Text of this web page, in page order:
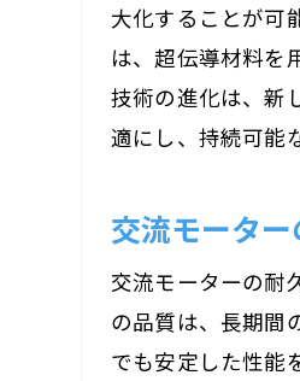
大化することが可
は、超伝導材料を
技術の進化は、新
適にし、持続可能
交流モータ
交流モーターの耐
の品質は、長期間
でも安定した性能